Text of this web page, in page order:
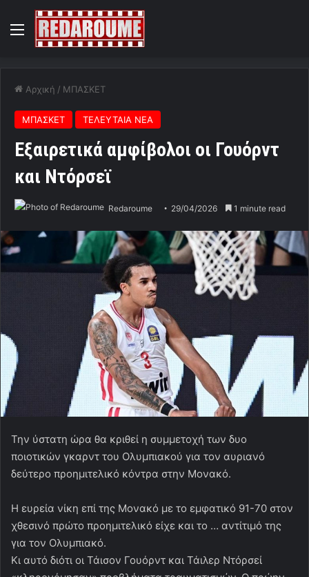
Menu
Αρχική / ΜΠΑΣΚΕΤ
ΜΠΑΣΚΕΤ ΤΕΛΕΥΤΑΙΑ ΝΕΑ
Εξαιρετικά αμφίβολοι οι Γουόρντ
και Ντόρσεϊ
Redaroume 29/04/2026 1 minute read
Την ύστατη ώρα θα κριθεί η συμμετοχή των δυο
ποιοτικών γκαρντ του Ολυμπιακού για τον αυριανό
δεύτερο προημιτελικό κόντρα στην Μονακό.
Η ευρεία νίκη επί της Μονακό με το εμφατικό 91-70 στον
χθεσινό πρώτο προημιτελικό είχε και το … αντίτιμό της
για τον Ολυμπιακό.
Κι αυτό διότι οι Τάισον Γουόρντ και Τάιλερ Ντόρσεί